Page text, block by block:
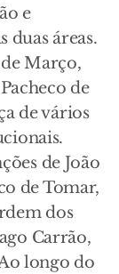
e
duas áreas.
Março,
de
de vários
de João
de Tomar,
dos
Carrão,
longo do